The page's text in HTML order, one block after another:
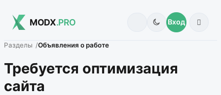
MODX.PRO Вход
Разделы Объявления о работе
Требуется оптимизация
сайта